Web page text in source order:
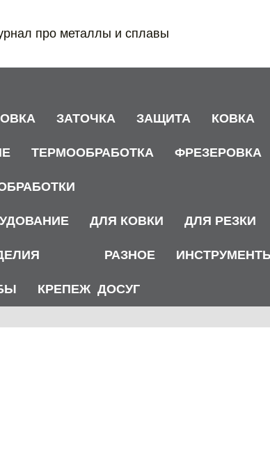
про металлы и сплавы
ЗАТОЧКА ЗАЩИТА КОВКА
ТЕРМООБРАБОТКА ФРЕЗЕРОВКА
ДЛЯ КОВКИ ДЛЯ РЕЗКИ
КРЕПЕЖ
РАЗНОЕ
ДОСУГ